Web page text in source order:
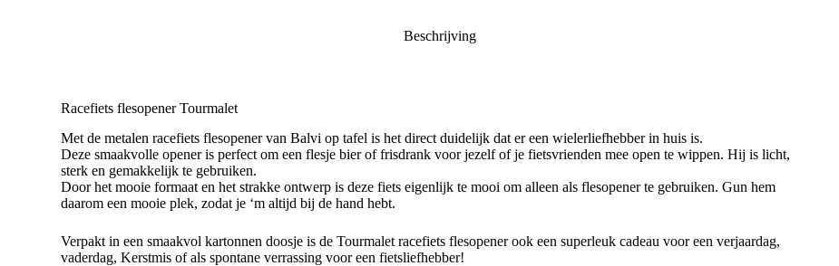
Beschrijving
Racefiets flesopener Tourmalet
Met de metalen racefiets flesopener van Balvi op tafel is het direct duidelijk dat er een wielerliefhebber in huis is.
Deze smaakvolle opener is perfect om een flesje bier of frisdrank voor jezelf of je fietsvrienden mee open te wippen. Hij is licht,
sterk en gemakkelijk te gebruiken.
Door het mooie formaat en het strakke ontwerp is deze fiets eigenlijk te mooi om alleen als flesopener te gebruiken. Gun hem
daarom een mooie plek, zodat je ‘m altijd bij de hand hebt.
Verpakt in een smaakvol kartonnen doosje is de Tourmalet racefiets flesopener ook een superleuk cadeau voor een verjaardag,
vaderdag, Kerstmis of als spontane verrassing voor een fietsliefhebber!